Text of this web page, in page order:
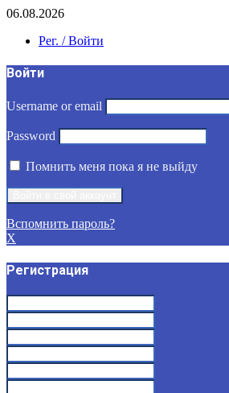
06.08.2026
Рег. / Войти
Войти
Username or email
Password
Помнить меня пока я не выйду
Вспомнить пароль?
X
Регистрация